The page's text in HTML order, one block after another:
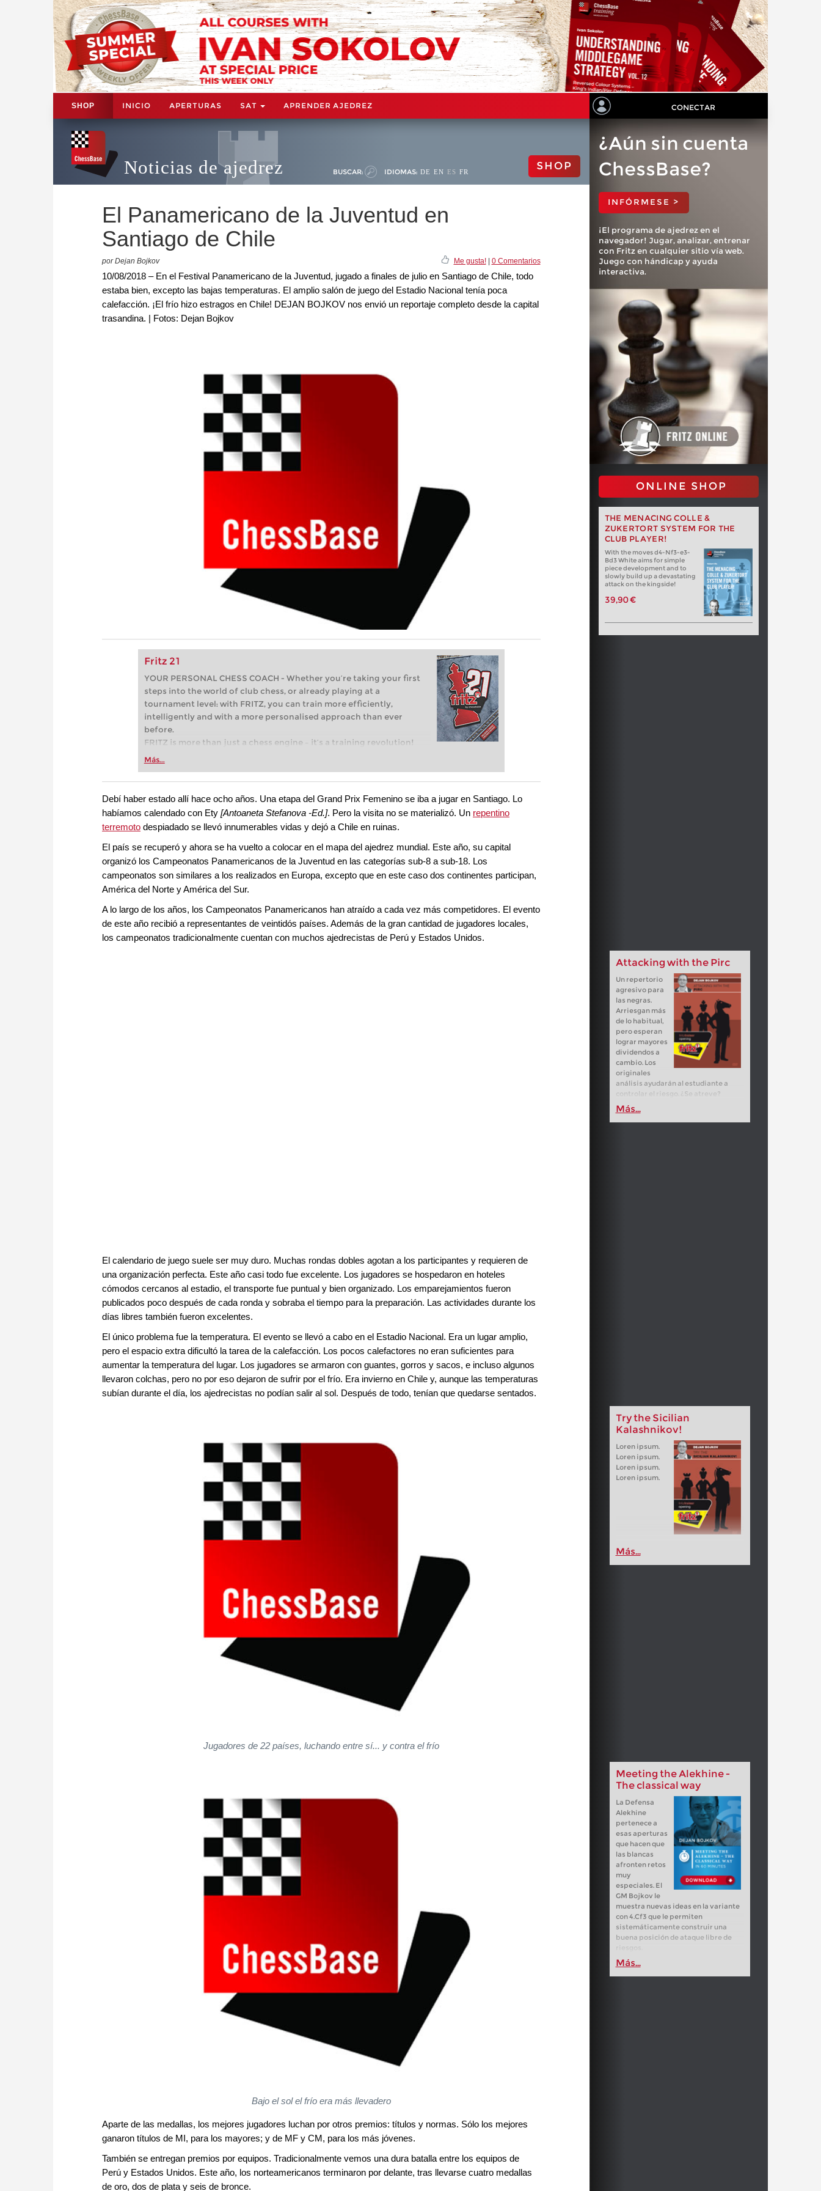
SHOP INICIO APERTURAS SAT APRENDER AJEDREZ CONECTAR
Noticias de ajedrez BUSCAR: IDIOMAS: DE EN ES FR SHOP
El Panamericano de la Juventud en
Santiago de Chile
por Dejan Bojkov Me gusta!| 0 Comentarios
10/08/2018 – En el Festival Panamericano de la Juventud, jugado a finales de julio en Santiago de Chile, todo
estaba bien, excepto las bajas temperaturas. El amplio salón de juego del Estadio Nacional tenía poca
calefacción. ¡El frío hizo estragos en Chile! DEJAN BOJKOV nos envió un reportaje completo desde la capital
trasandina. | Fotos: Dejan Bojkov
Fritz 21
YOUR PERSONAL CHESS COACH - Whether you’re taking your first
steps into the world of club chess, or already playing at a
tournament level: with FRITZ, you can train more efficiently,
intelligently and with a more personalised approach than ever
before.
FRITZ is more than just a chess engine – it’s a training revolution!
Whether you’re taking your first steps into the world of club chess,
more efficiently, intelligently and with a more personalised
approach than ever before.
Más...
¿Aún sin cuenta
ChessBase?
INFÓRMESE >
¡El programa de ajedrez en el
navegador! Jugar, analizar, entrenar
con Fritz en cualquier sitio vía web.
Juego con hándicap y ayuda
interactiva.
ONLINE SHOP
THE MENACING COLLE &
ZUKERTORT SYSTEM FOR THE
CLUB PLAYER!
With the moves d4-Nf3-e3-
Bd3 White aims for simple
piece development and to
slowly build up a devastating
attack on the kingside!
39,90 €
Debí haber estado allí hace ocho años. Una etapa del Grand Prix Femenino se iba a jugar en Santiago. Lo
habíamos calendado con Ety [Antoaneta Stefanova -Ed.]. Pero la visita no se materializó. Un repentino
terremoto despiadado se llevó innumerables vidas y dejó a Chile en ruinas.
El país se recuperó y ahora se ha vuelto a colocar en el mapa del ajedrez mundial. Este año, su capital
organizó los Campeonatos Panamericanos de la Juventud en las categorías sub-8 a sub-18. Los
campeonatos son similares a los realizados en Europa, excepto que en este caso dos continentes participan,
América del Norte y América del Sur.
A lo largo de los años, los Campeonatos Panamericanos han atraído a cada vez más competidores. El evento
de este año recibió a representantes de veintidós países. Además de la gran cantidad de jugadores locales,
los campeonatos tradicionalmente cuentan con muchos ajedrecistas de Perú y Estados Unidos.
Attacking with the Pirc
Un repertorio
agresivo para
las negras.
Arriesgan más
de lo habitual,
pero esperan
lograr mayores
dividendos a
cambio. Los
originales
análisis ayudarán al estudiante a
controlar el riesgo. ¿Se atreve?
Más...
El calendario de juego suele ser muy duro. Muchas rondas dobles agotan a los participantes y requieren de
una organización perfecta. Este año casi todo fue excelente. Los jugadores se hospedaron en hoteles
cómodos cercanos al estadio, el transporte fue puntual y bien organizado. Los emparejamientos fueron
publicados poco después de cada ronda y sobraba el tiempo para la preparación. Las actividades durante los
días libres también fueron excelentes.
El único problema fue la temperatura. El evento se llevó a cabo en el Estadio Nacional. Era un lugar amplio,
pero el espacio extra dificultó la tarea de la calefacción. Los pocos calefactores no eran suficientes para
aumentar la temperatura del lugar. Los jugadores se armaron con guantes, gorros y sacos, e incluso algunos
llevaron colchas, pero no por eso dejaron de sufrir por el frío. Era invierno en Chile y, aunque las temperaturas
subían durante el día, los ajedrecistas no podían salir al sol. Después de todo, tenían que quedarse sentados.
Try the Sicilian
Kalashnikov!
Loren ipsum.
Loren ipsum.
Loren ipsum.
Loren ipsum.
Más...
Jugadores de 22 países, luchando entre sí... y contra el frío
Meeting the Alekhine -
The classical way
La Defensa
Alekhine
pertenece a
esas aperturas
que hacen que
las blancas
afronten retos
muy
especiales. El
GM Bojkov le
muestra nuevas ideas en la variante
con 4.Cf3 que le permiten
sistemáticamente construir una
buena posición de ataque libre de
Más...
Bajo el sol el frío era más llevadero
Aparte de las medallas, los mejores jugadores luchan por otros premios: títulos y normas. Sólo los mejores
ganaron títulos de MI, para los mayores; y de MF y CM, para los más jóvenes.
También se entregan premios por equipos. Tradicionalmente vemos una dura batalla entre los equipos de
Perú y Estados Unidos. Este año, los norteamericanos terminaron por delante, tras llevarse cuatro medallas
de oro, dos de plata y seis de bronce.